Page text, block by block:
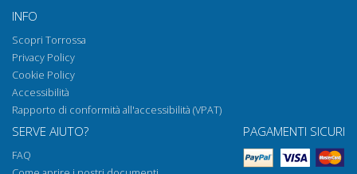
INFO
Scopri Torrossa
Privacy Policy
Cookie Policy
Accessibilità
Rapporto di conformità all'accessibilità (VPAT)
SERVE AIUTO?
FAQ
PAGAMENTI SICURI